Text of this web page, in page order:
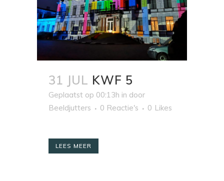
31 JUL KWF 5
Geplaatst op 00:13h in door
Beeldjutters
0 Reactie's 0 Likes
LEES MEER